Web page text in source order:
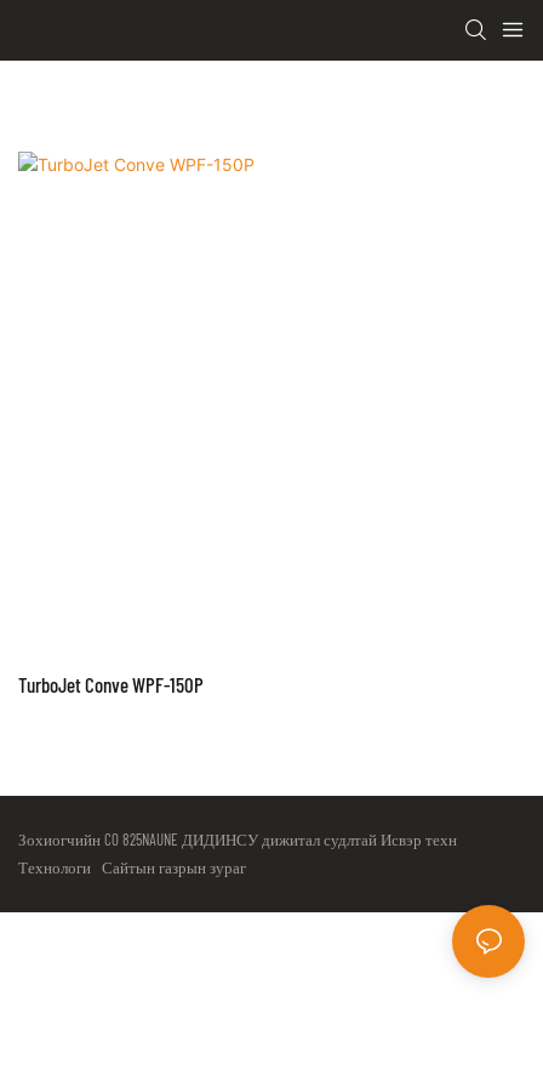
TurboJet Conve WPF-150P
Зохиогчийн CO 825NAUNE ДИДИНСУ дижитал судлтай Исвэр техн
Технологи Сайтын газрын зураг